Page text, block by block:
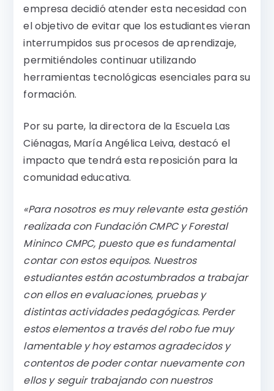
empresa decidió atender esta necesidad con
el objetivo de evitar que los estudiantes vieran
interrumpidos sus procesos de aprendizaje,
permitiéndoles continuar utilizando
herramientas tecnológicas esenciales para su
formación.
Por su parte, la directora de la Escuela Las
Ciénagas, María Angélica Leiva, destacó el
impacto que tendrá esta reposición para la
comunidad educativa.
«Para nosotros es muy relevante esta gestión
realizada con Fundación CMPC y Forestal
Mininco CMPC, puesto que es fundamental
contar con estos equipos. Nuestros
estudiantes están acostumbrados a trabajar
con ellos en evaluaciones, pruebas y
distintas actividades pedagógicas. Perder
estos elementos a través del robo fue muy
lamentable y hoy estamos agradecidos y
contentos de poder contar nuevamente con
ellos y seguir trabajando con nuestros